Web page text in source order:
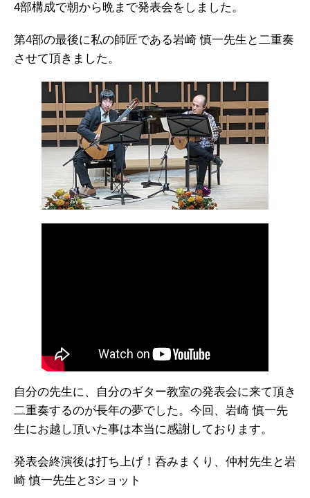
4部構成で朝から晩まで発表会をしました。
第4部の最後に私の師匠である岩崎 慎一先生と二重奏
させて頂きました。
自分の先生に、自分のギター教室の発表会に来て頂き
二重奏するのが長年の夢でした。今回、岩崎 慎一先
生にお越し頂いた事は本当に感謝しております。
発表会終演後は打ち上げ！呑みまくり、仲村先生と岩
崎 慎一先生と3ショット